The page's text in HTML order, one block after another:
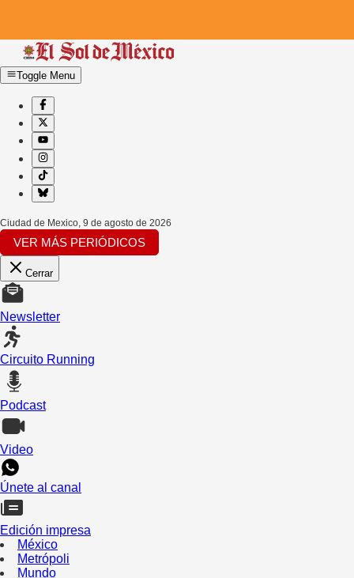
Toggle Menu
Ciudad de Mexico, 9 de agosto de 2026
VER MÁS PERIÓDICOS
Cerrar
Newsletter
Circuito Running
Podcast
Video
Únete al canal
Edición impresa
México
Metrópoli
Mundo